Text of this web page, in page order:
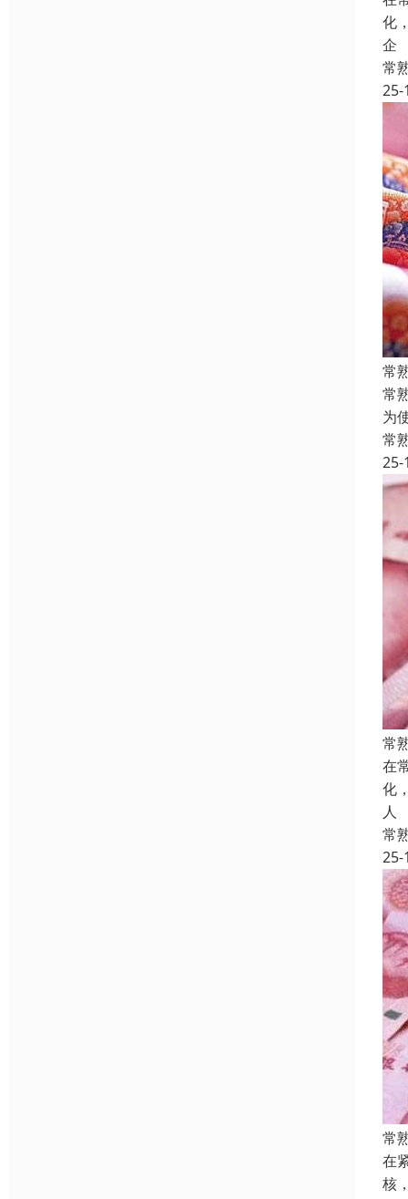
化
企
常
25-
常
常
为
常
25-
常
在
化
人
常
25-
常
在
核